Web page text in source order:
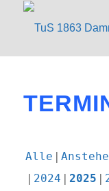
Alle
2024
2025